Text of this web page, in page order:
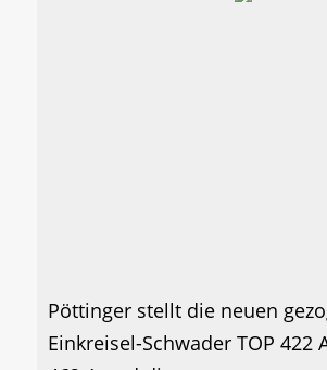
Pöttinger stellt die neuen
Einkreisel-Schwader TOP 422